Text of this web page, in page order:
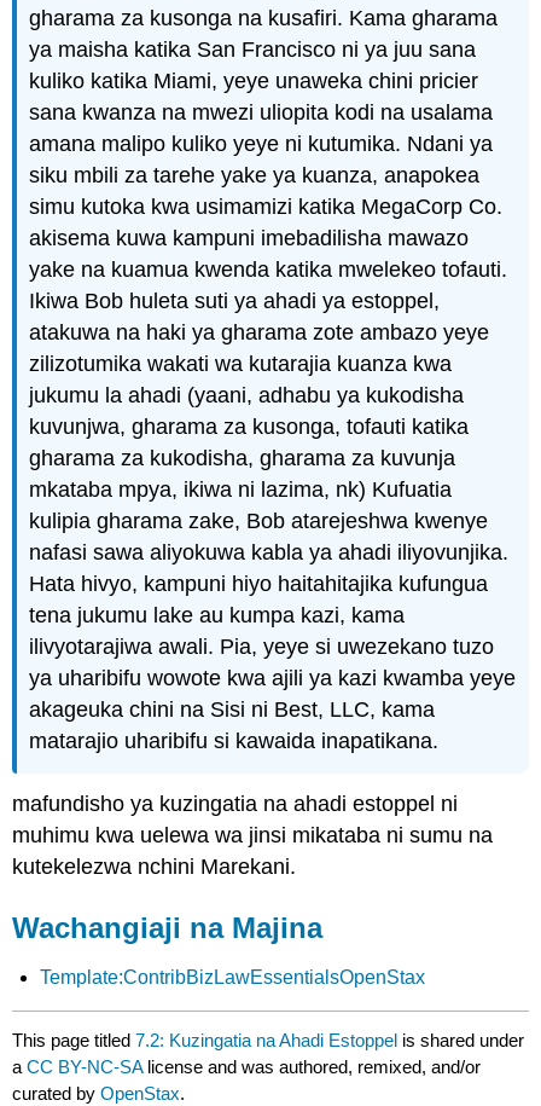
gharama za kusonga na kusafiri. Kama gharama
ya maisha katika San Francisco ni ya juu sana
kuliko katika Miami, yeye unaweka chini pricier
sana kwanza na mwezi uliopita kodi na usalama
amana malipo kuliko yeye ni kutumika. Ndani ya
siku mbili za tarehe yake ya kuanza, anapokea
simu kutoka kwa usimamizi katika MegaCorp Co.
akisema kuwa kampuni imebadilisha mawazo
yake na kuamua kwenda katika mwelekeo tofauti.
Ikiwa Bob huleta suti ya ahadi ya estoppel,
atakuwa na haki ya gharama zote ambazo yeye
zilizotumika wakati wa kutarajia kuanza kwa
jukumu la ahadi (yaani, adhabu ya kukodisha
kuvunjwa, gharama za kusonga, tofauti katika
gharama za kukodisha, gharama za kuvunja
mkataba mpya, ikiwa ni lazima, nk) Kufuatia
kulipia gharama zake, Bob atarejeshwa kwenye
nafasi sawa aliyokuwa kabla ya ahadi iliyovunjika.
Hata hivyo, kampuni hiyo haitahitajika kufungua
tena jukumu lake au kumpa kazi, kama
ilivyotarajiwa awali. Pia, yeye si uwezekano tuzo
ya uharibifu wowote kwa ajili ya kazi kwamba yeye
akageuka chini na Sisi ni Best, LLC, kama
matarajio uharibifu si kawaida inapatikana.
mafundisho ya kuzingatia na ahadi estoppel ni
muhimu kwa uelewa wa jinsi mikataba ni sumu na
kutekelezwa nchini Marekani.
Wachangiaji na Majina
Template:ContribBizLawEssentialsOpenStax
This page titled7.2: Kuzingatia na Ahadi Estoppel is shared under
aCC BY-NC-SA license and was authored, remixed, and/or
curated byOpenStax.